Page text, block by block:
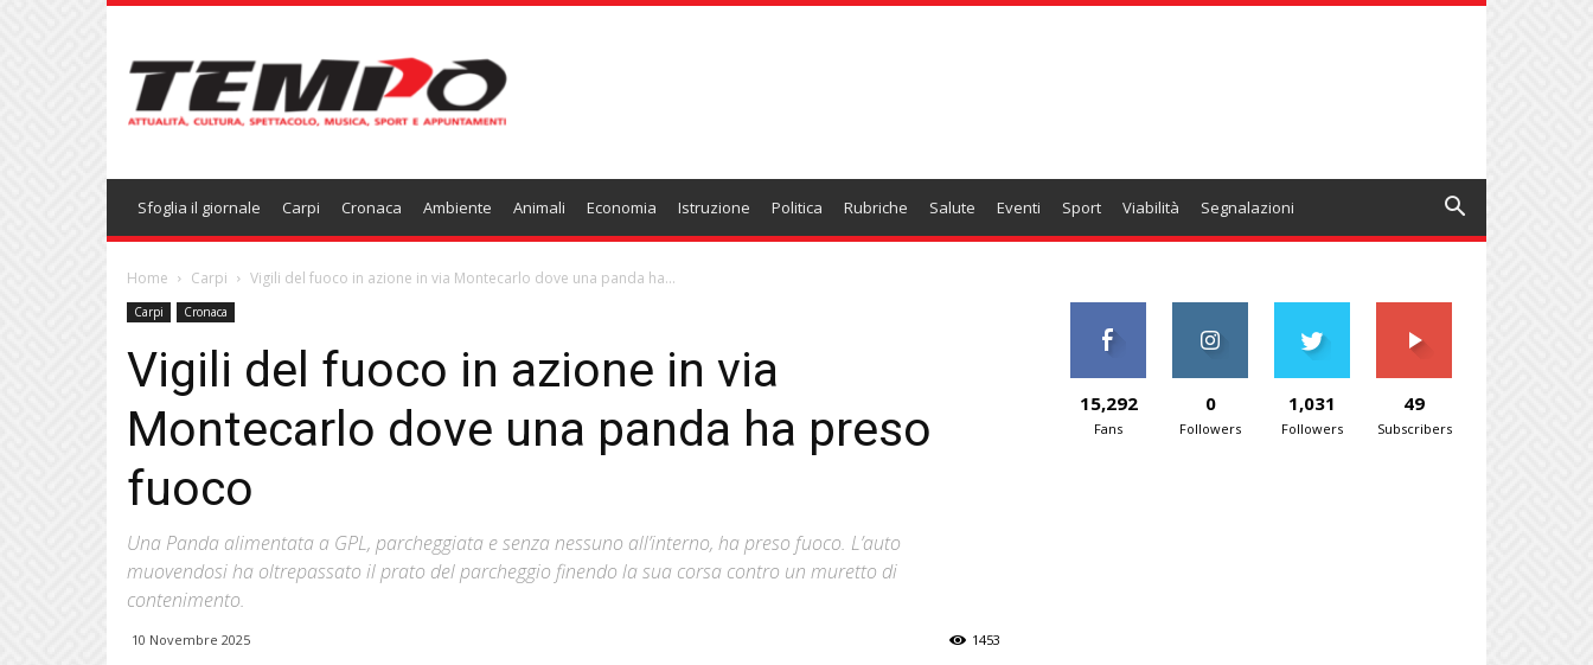
Sfoglia il giornale Carpi Cronaca Ambiente Animali Economia Istruzione Politica Rubriche Salute Eventi Sport Viabilità Segnalazioni
Home Carpi Vigili del fuoco in azione in via Montecarlo dove una panda ha...
Carpi Cronaca
Vigili del fuoco in azione in via
Montecarlo dove una panda ha preso
fuoco
Una Panda alimentata a GPL, parcheggiata e senza nessuno all’interno, ha preso fuoco. L’auto
muovendosi ha oltrepassato il prato del parcheggio finendo la sua corsa contro un muretto di
contenimento.
10 Novembre 2025 1453
15,292
Fans
0
Followers
1,031
Followers
49
Subscribers